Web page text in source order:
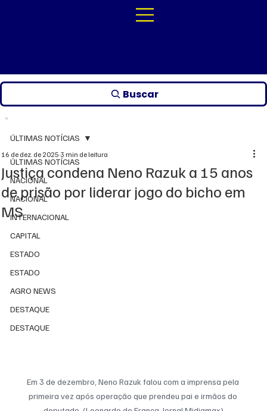
Buscar
ÚLTIMAS NOTÍCIAS
NACIONAL
NACIONAL
INTERNACIONAL
CAPITAL
ESTADO
ESTADO
AGRO NEWS
DESTAQUE
DESTAQUE
ÚLTIMAS NOTÍCIAS
Justiça condena Neno Razuk a 15 anos
de prisão por liderar jogo do bicho em
MS
16 de dez. de 20253 min de leitura
Em 3 de dezembro, Neno Razuk falou com a imprensa pela
primeira vez após operação que prendeu pai e irmãos do